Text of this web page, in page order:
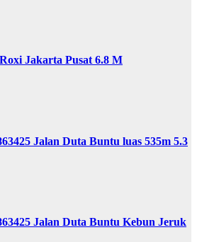
Jakarta Pusat 6.8 M
Jalan Duta Buntu luas 535m 5.3
Jalan Duta Buntu Kebun Jeruk